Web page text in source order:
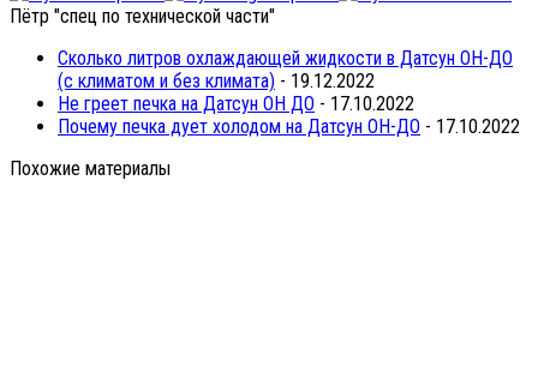
Пётр "спец по технической части"
Сколько литров охлаждающей жидкости в Датсун ОН-ДО
(с климатом и без климата) - 19.12.2022
Не греет печка на Датсун ОН ДО - 17.10.2022
Почему печка дует холодом на Датсун ОН-ДО - 17.10.2022
Похожие материалы